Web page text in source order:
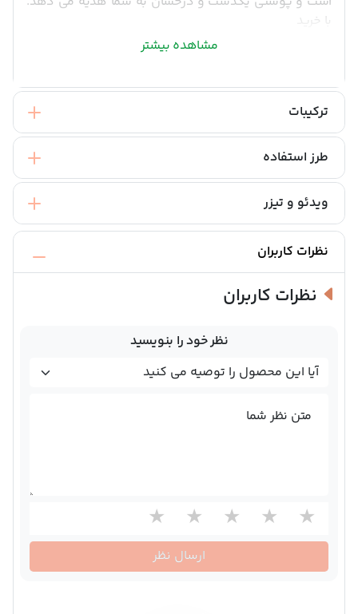
با خرید
مشاهده بیشتر
ترکیبات
طرز استفاده
ویدئو و تیزر
نظرات کاربران
نظرات کاربران
نظر خود را بنویسید
متن نظر شما
ارسال نظر